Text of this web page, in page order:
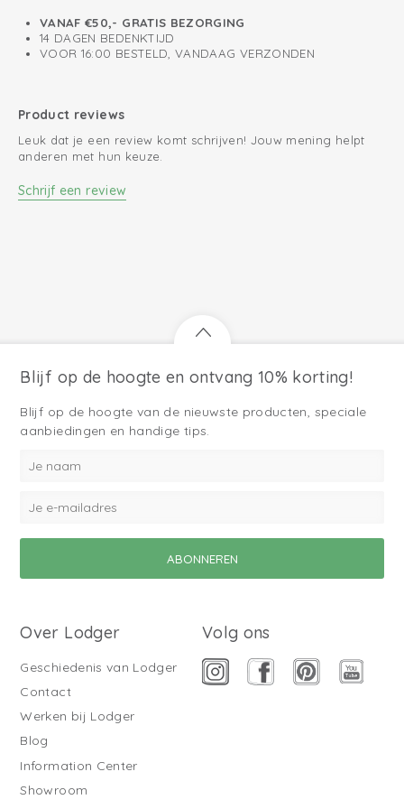
VANAF €50,- GRATIS BEZORGING
14 DAGEN BEDENKTIJD
VOOR 16:00 BESTELD, VANDAAG VERZONDEN
Product reviews
Leuk dat je een review komt schrijven! Jouw mening helpt
anderen met hun keuze.
Schrijf een review
Blijf op de hoogte en ontvang 10% korting!
Blijf op de hoogte van de nieuwste producten, speciale
aanbiedingen en handige tips.
Over Lodger
Geschiedenis van Lodger
Contact
Werken bij Lodger
Blog
Information Center
Showroom
Volg ons